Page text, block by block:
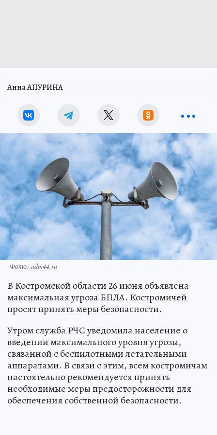
Анна АПУРИНА
Фото: adm44.ru
В Костромской области 26 июня объявлена
максимальная угроза БПЛА. Костромичей
просят принять меры безопасности.
Утром служба РЧС уведомила население о
введении максимального уровня угрозы,
связанной с беспилотными летательными
аппаратами. В связи с этим, всем костромичам
настоятельно рекомендуется принять
необходимые меры предосторожности для
обеспечения собственной безопасности.